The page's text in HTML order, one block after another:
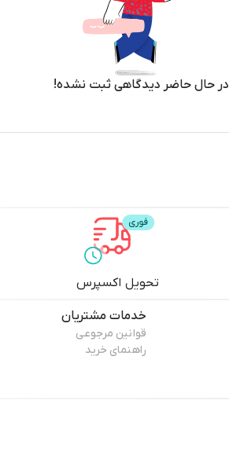
در حال حاضر دیدگاهی ثبت نشده!
تحویل اکسپرس
خدمات مشتریان
قوانین مرجوعی
راهنمای خرید